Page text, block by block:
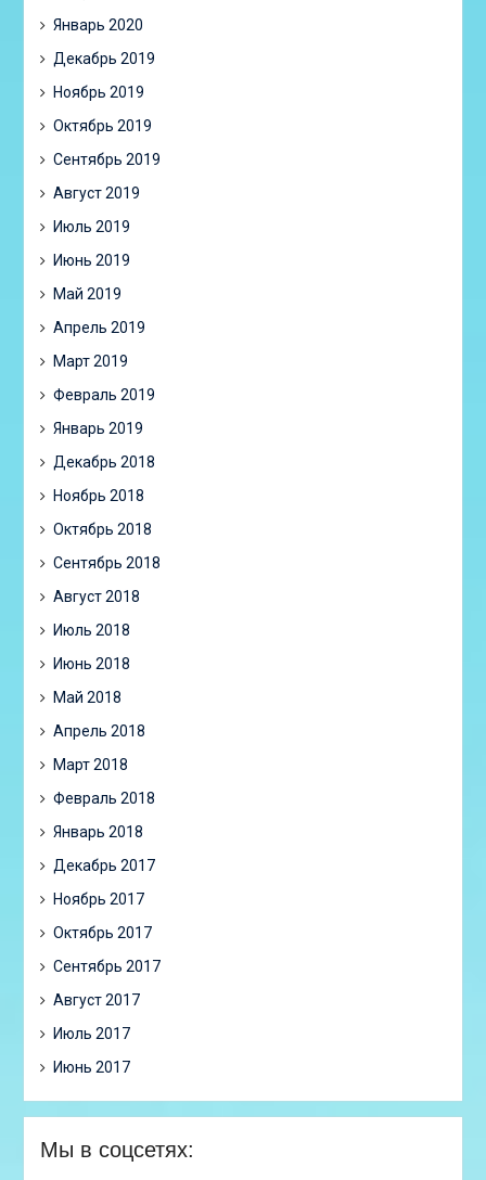
Январь 2020
Декабрь 2019
Ноябрь 2019
Октябрь 2019
Сентябрь 2019
Август 2019
Июль 2019
Июнь 2019
Май 2019
Апрель 2019
Март 2019
Февраль 2019
Январь 2019
Декабрь 2018
Ноябрь 2018
Октябрь 2018
Сентябрь 2018
Август 2018
Июль 2018
Июнь 2018
Май 2018
Апрель 2018
Март 2018
Февраль 2018
Январь 2018
Декабрь 2017
Ноябрь 2017
Октябрь 2017
Сентябрь 2017
Август 2017
Июль 2017
Июнь 2017
Мы в соцсетях: